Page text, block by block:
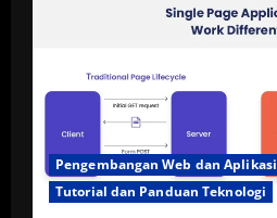
Pengembangan Web dan Aplikasi
Tutorial dan Panduan Teknologi